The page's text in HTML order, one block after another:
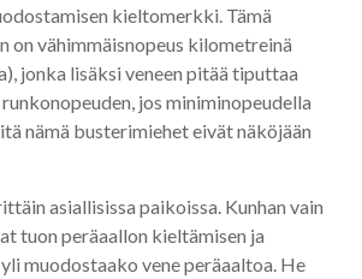
kieltomerkki. Tämä
on vähimmäisnopeus kilometreinä
jonka lisäksi veneen pitää tiputtaa
jos miniminopeudella
nämä busterimiehet eivät näköjään
asiallisissa paikoissa. Kunhan vain
tuon peräaallon kieltämisen ja
muodostaako vene peräaaltoa. He